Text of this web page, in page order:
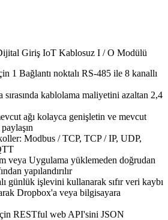
Giriş IoT Kablosuz I / O Modülü
1 Bağlantı noktalı RS-485 ile 8 kanallı
kablolama maliyetini azaltan 2,4
ağı kolayca genişletin ve mevcut
Modbus / TCP, TCP / IP, UDP,
veya Uygulama yüklemeden doğrudan
yapılandırılır
günlük işlevini kullanarak sıfır veri kaybı
Dropbox'a veya bilgisayara
RESTful web API'sini JSON